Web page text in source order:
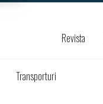
Revista
Transporturi